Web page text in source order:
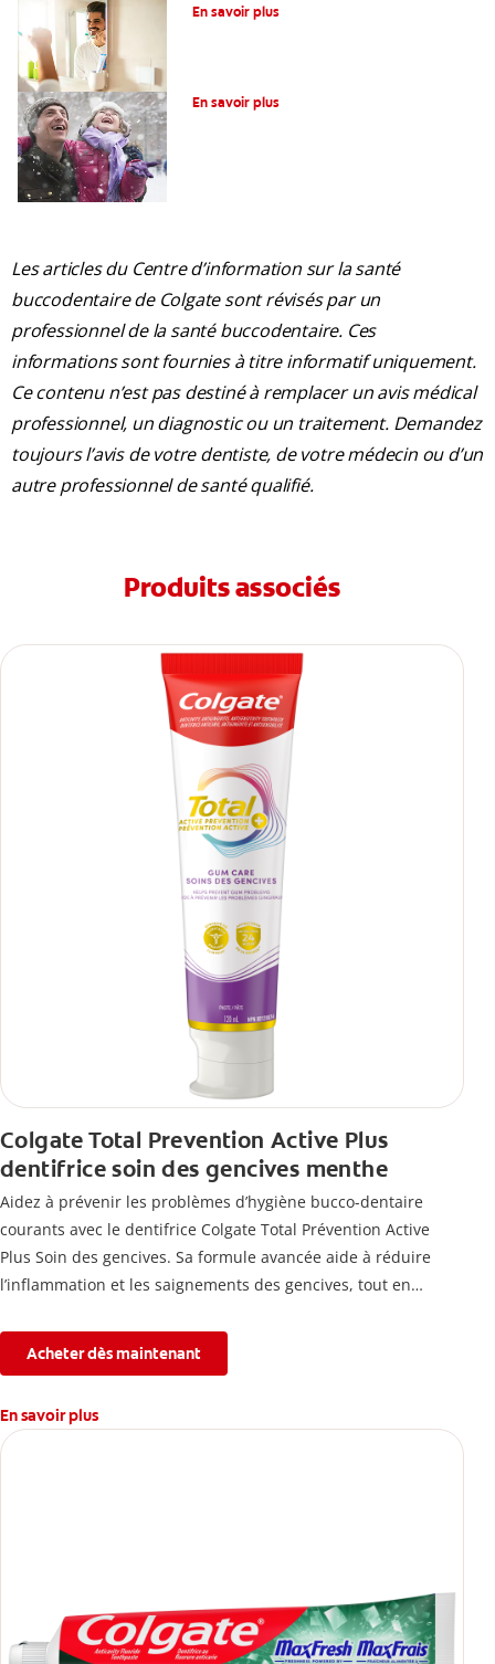
En savoir plus
En savoir plus
Les articles du Centre d’information sur la santé
buccodentaire de Colgate sont révisés par un
professionnel de la santé buccodentaire. Ces
informations sont fournies à titre informatif uniquement.
Ce contenu n’est pas destiné à remplacer un avis médical
professionnel, un diagnostic ou un traitement. Demandez
toujours l’avis de votre dentiste, de votre médecin ou d’un
autre professionnel de santé qualifié.
Produits associés
Colgate Total Prevention Active Plus
dentifrice soin des gencives menthe
Aidez à prévenir les problèmes d’hygiène bucco-dentaire
courants avec le dentifrice Colgate Total Prévention Active
Plus Soin des gencives. Sa formule avancée aide à réduire
l’inflammation et les saignements des gencives, tout en
l’érosion de l’émail.
Acheter dès maintenant
En savoir plus